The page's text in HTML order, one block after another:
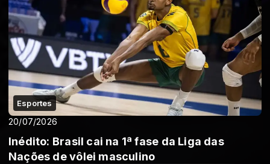
Esportes
20/07/2026
Inédito: Brasil cai na 1ª fase da Liga das
Nações de vôlei masculino